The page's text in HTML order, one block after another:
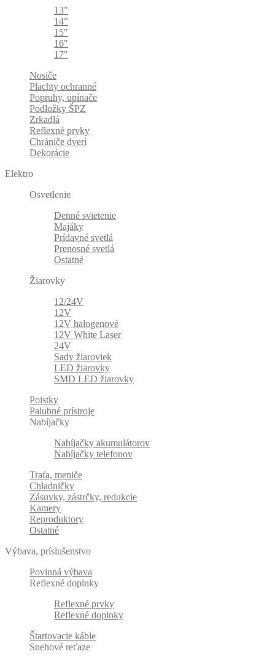
13"
14"
15"
16"
17"
Nosiče
Plachty ochranné
Popruhy, upínače
Podložky ŠPZ
Zrkadlá
Reflexné prvky
Chrániče dverí
Dekorácie
Elektro
Osvetlenie
Denné svietenie
Majáky
Prídavné svetlá
Prenosné svetlá
Ostatné
Žiarovky
12/24V
12V
12V halogenové
12V White Laser
24V
Sady žiaroviek
LED žiarovky
SMD LED žiarovky
Poistky
Palubné prístroje
Nabíjačky
Nabíjačky akumulátorov
Nabíjačky telefonov
Trafa, meniče
Chladničky
Zásuvky, zástrčky, redukcie
Kamery
Reproduktory
Ostatné
Výbava, príslušenstvo
Povinná výbava
Reflexné doplnky
Reflexné prvky
Reflexné doplnky
Štartovacie káble
Snehové reťaze